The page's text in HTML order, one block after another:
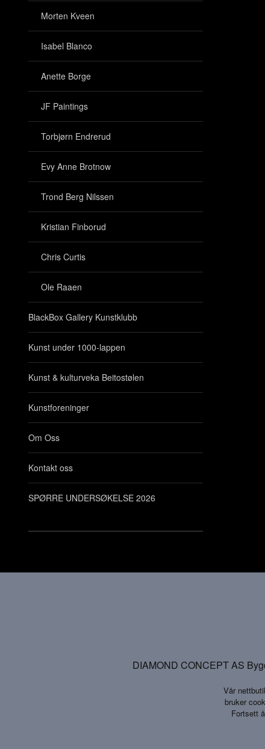
Morten Kveen
Isabel Blanco
Anette Borge
JF Paintings
Torbjørn Endrerud
Evy Anne Brotnow
Trond Berg Nilssen
Kristian Finborud
Chris Curtis
Ole Raaen
BlackBox Gallery Kunstklubb
Kunst under 1000-lappen
Kunst & kulturveka Beitostølen
Kunstforeninger
Om Oss
Kontakt oss
SPØRRE UNDERSØKELSE 2026
DIAMOND CONCEPT AS
Vår
bruker
Fortsett